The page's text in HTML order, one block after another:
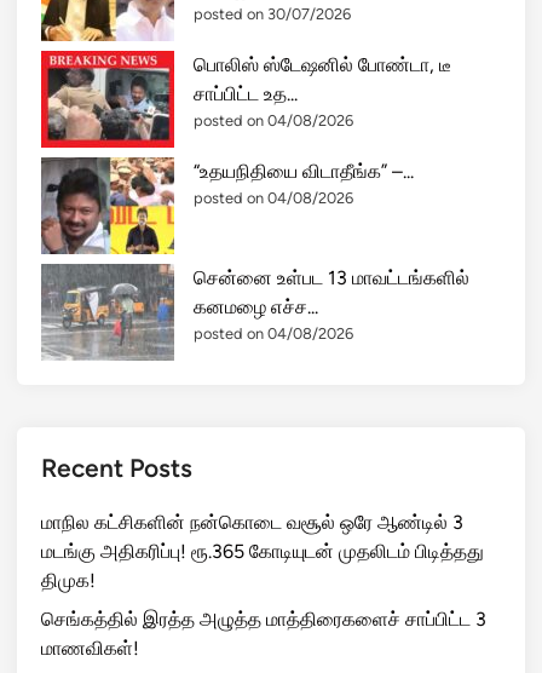
posted on 30/07/2026
பொலிஸ் ஸ்டேஷனில் போண்டா, டீ
சாப்பிட்ட உத...
posted on 04/08/2026
“உதயநிதியை விடாதீங்க” –...
posted on 04/08/2026
சென்னை உள்பட 13 மாவட்டங்களில்
கனமழை எச்ச...
posted on 04/08/2026
Recent Posts
மாநில கட்சிகளின் நன்கொடை வசூல் ஒரே ஆண்டில் 3
மடங்கு அதிகரிப்பு! ரூ.365 கோடியுடன் முதலிடம் பிடித்தது
திமுக!
செங்கத்தில் இரத்த அழுத்த மாத்திரைகளைச் சாப்பிட்ட 3
மாணவிகள்!